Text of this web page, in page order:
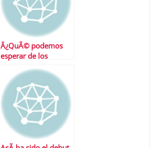
Â¿QuÃ© podemos
esperar de los
semana?